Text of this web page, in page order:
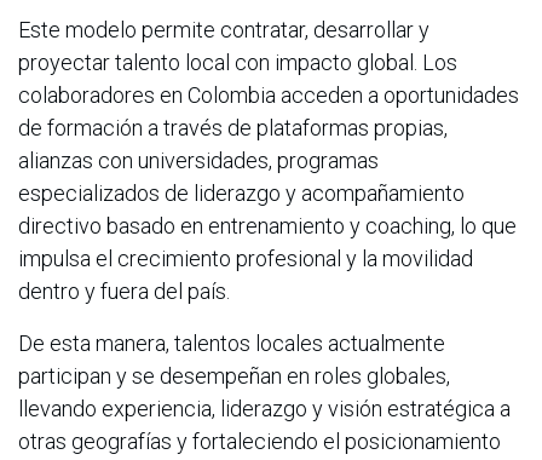
Este modelo permite contratar, desarrollar y
proyectar talento local con impacto global. Los
colaboradores en Colombia acceden a oportunidades
de formación a través de plataformas propias,
alianzas con universidades, programas
especializados de liderazgo y acompañamiento
directivo basado en entrenamiento y coaching, lo que
impulsa el crecimiento profesional y la movilidad
dentro y fuera del país.
De esta manera, talentos locales actualmente
participan y se desempeñan en roles globales,
llevando experiencia, liderazgo y visión estratégica a
otras geografías y fortaleciendo el posicionamiento